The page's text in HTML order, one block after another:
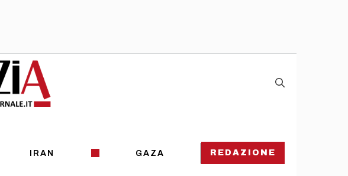
IRAN GAZA REDAZIONE